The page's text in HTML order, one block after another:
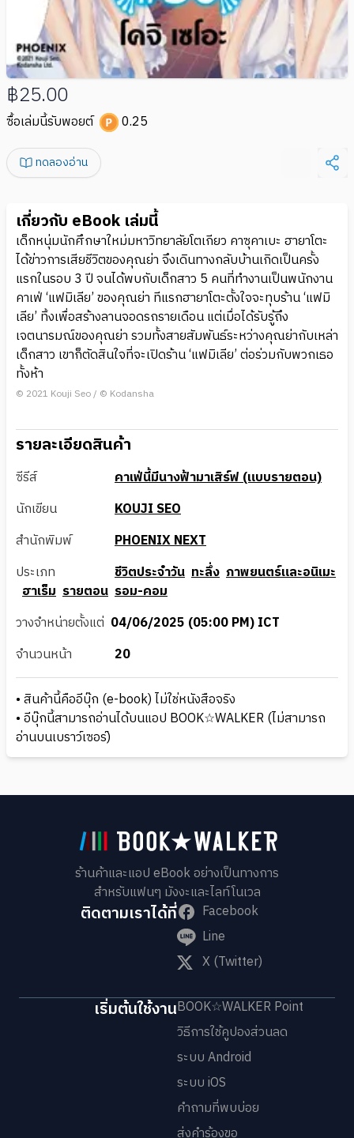
฿25.00
ซื้อเล่มนี้รับพอยต์ 0.25
ทดลองอ่าน
เกี่ยวกับ eBook เล่มนี้
เด็กหนุ่มนักศึกษาใหม่มหาวิทยาลัยโตเกียว คาซุคาเบะ ฮายาโตะ
ได้ข่าวการเสียชีวิตของคุณย่า จึงเดินทางกลับบ้านเกิดเป็นครั้ง
แรกในรอบ 3 ปี จนได้พบกับเด็กสาว 5 คนที่ทำงานเป็นพนักงาน
คาเฟ่ ‘แฟมิเลีย’ ของคุณย่า ทีแรกฮายาโตะตั้งใจจะทุบร้าน ‘แฟมิ
เลีย’ ทิ้งเพื่อสร้างลานจอดรถรายเดือน แต่เมื่อได้รับรู้ถึง
เจตนารมณ์ของคุณย่า รวมทั้งสายสัมพันธ์ระหว่างคุณย่ากับเหล่า
เด็กสาว เขาก็ตัดสินใจที่จะเปิดร้าน ‘แฟมิเลีย’ ต่อร่วมกับพวกเธอ
ทั้งห้า
© 2021 Kouji Seo / © Kodansha
รายละเอียดสินค้า
ซีรีส์
คาเฟ่นี้มีนางฟ้ามาเสิร์ฟ (แบบรายตอน)
นักเขียน
KOUJI SEO
สำนักพิมพ์
PHOENIX NEXT
ประเภท
ชีวิตประจำวัน ทะลึ่ง ภาพยนตร์และอนิเมะ
ฮาเร็ม รายตอน รอม-คอม
วางจำหน่ายตั้งแต่ 04/06/2025 (05:00 PM) ICT
จำนวนหน้า
20
• สินค้านี้คืออีบุ๊ก (e-book) ไม่ใช่หนังสือจริง
• อีบุ๊กนี้สามารถอ่านได้บนแอป BOOK☆WALKER (ไม่สามารถ
อ่านบนเบราว์เซอร์)
ร้านค้าและแอป eBook อย่างเป็นทางการ
สำหรับแฟนๆ มังงะและไลท์โนเวล
ติดตามเราได้ที่
Facebook
Line
X (Twitter)
เริ่มต้นใช้งานBOOK☆WALKER Point
วิธีการใช้คูปองส่วนลด
ระบบ Android
ระบบ iOS
คำถามที่พบบ่อย
ส่งคำร้องขอ